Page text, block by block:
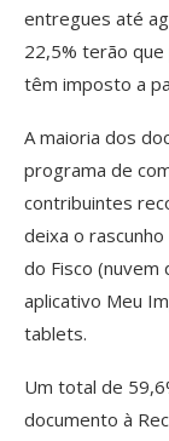
entregues até
22,5% terão
têm imposto a
A maioria dos
programa de
contribuintes
deixa o
do Fisco (nuvem
aplicativo Meu
tablets.
Um total de
documento à